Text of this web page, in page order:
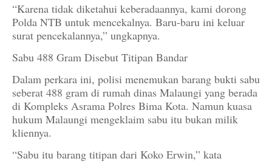
“Karena tidak diketahui keberadaannya, kami dorong
Polda NTB untuk mencekalnya. Baru-baru ini keluar
surat pencekalannya,” ungkapnya.
Sabu 488 Gram Disebut Titipan Bandar
Dalam perkara ini, polisi menemukan barang bukti sabu
seberat 488 gram di rumah dinas Malaungi yang berada
di Kompleks Asrama Polres Bima Kota. Namun kuasa
hukum Malaungi mengeklaim sabu itu bukan milik
kliennya.
“Sabu itu barang titipan dari Koko Erwin,” kata